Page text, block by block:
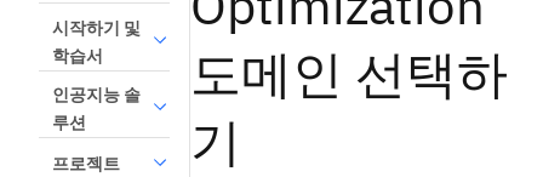
시작하기 및
학습서
인공지능 솔
루션
프로젝트
도메인 선택하
기